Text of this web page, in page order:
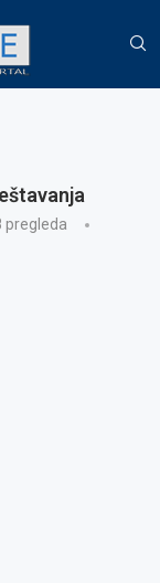
pregleda